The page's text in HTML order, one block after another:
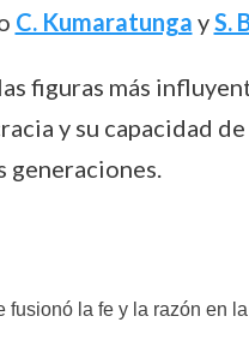
C. Kumaratunga yS.
figuras más
y su capacidad
generaciones.
fusionó la fe y la razón en la